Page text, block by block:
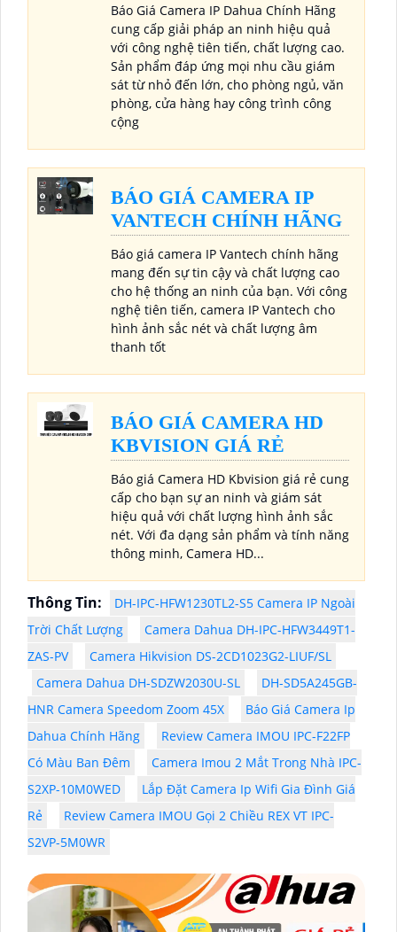
Báo Giá Camera IP Dahua Chính Hãng
cung cấp giải pháp an ninh hiệu quả
với công nghệ tiên tiến, chất lượng cao.
Sản phẩm đáp ứng mọi nhu cầu giám
sát từ nhỏ đến lớn, cho phòng ngủ, văn
phòng, cửa hàng hay công trình công
cộng
BÁO GIÁ CAMERA IP
VANTECH CHÍNH HÃNG
Báo giá camera IP Vantech chính hãng
mang đến sự tin cậy và chất lượng cao
cho hệ thống an ninh của bạn. Với công
nghệ tiên tiến, camera IP Vantech cho
hình ảnh sắc nét và chất lượng âm
thanh tốt
BÁO GIÁ CAMERA HD
KBVISION GIÁ RẺ
Báo giá Camera HD Kbvision giá rẻ cung
cấp cho bạn sự an ninh và giám sát
hiệu quả với chất lượng hình ảnh sắc
nét. Với đa dạng sản phẩm và tính năng
thông minh, Camera HD...
Thông Tin:
DH-IPC-HFW1230TL2-S5 Camera IP Ngoài
Trời Chất Lượng
Camera Dahua DH-IPC-HFW3449T1-
ZAS-PV
Camera Hikvision DS-2CD1023G2-LIUF/SL
Camera Dahua DH-SDZW2030U-SL
DH-SD5A245GB-
HNR Camera Speedom Zoom 45X
Báo Giá Camera Ip
Dahua Chính Hãng
Review Camera IMOU IPC-F22FP
Có Màu Ban Đêm
Camera Imou 2 Mắt Trong Nhà IPC-
S2XP-10M0WED
Lắp Đặt Camera Ip Wifi Gia Đình Giá
Rẻ
Review Camera IMOU Gọi 2 Chiều REX VT IPC-
S2VP-5M0WR